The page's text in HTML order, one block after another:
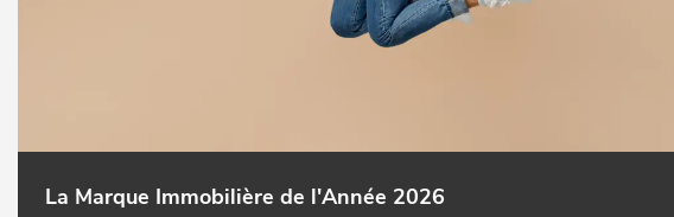
La Marque Immobilière de l'Année 2026